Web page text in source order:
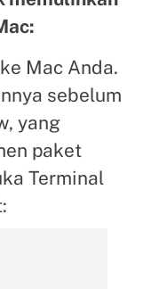
Mac Anda.
sebelum
yang
paket
Terminal